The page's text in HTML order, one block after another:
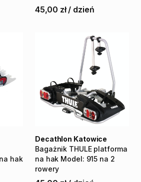
45,00 zł / dzień
na hak
Bagażnik THULE platforma
na hak Model: 915 na 2
rowery
Decathlon Katowice